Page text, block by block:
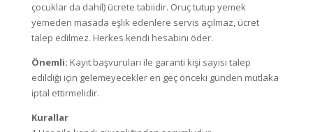
çocuklar da dahil) ücrete tabiidir. Oruç tutup yemek
yemeden masada eşlik edenlere servis açılmaz, ücret
talep edilmez. Herkes kendi hesabını öder.
Önemli: Kayıt başvuruları ile garanti kişi sayısı talep
edildiği için gelemeyecekler en geç önceki günden mutlaka
iptal ettirmelidir.
Kurallar